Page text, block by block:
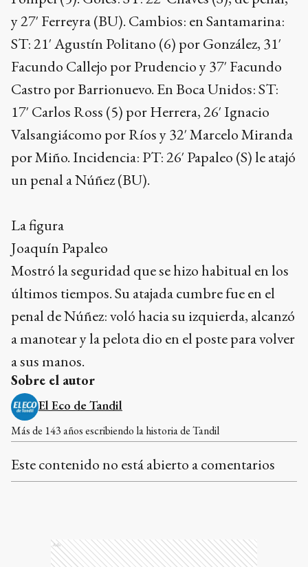
y 27′ Ferreyra (BU). Cambios: en Santamarina:
ST: 21′ Agustín Politano (6) por González, 31′
Facundo Callejo por Prudencio y 37′ Facundo
Castro por Barrionuevo. En Boca Unidos: ST:
17′ Carlos Ross (5) por Herrera, 26′ Ignacio
Valsangiácomo por Ríos y 32′ Marcelo Miranda
por Miño. Incidencia: PT: 26′ Papaleo (S) le atajó
un penal a Núñez (BU).
La figura
Joaquín Papaleo
Mostró la seguridad que se hizo habitual en los
últimos tiempos. Su atajada cumbre fue en el
penal de Núñez: voló hacia su izquierda, alcanzó
a manotear y la pelota dio en el poste para volver
a sus manos.
Sobre el autor
El Eco de Tandil
Más de 143 años escribiendo la historia de Tandil
Este contenido no está abierto a comentarios
Ads